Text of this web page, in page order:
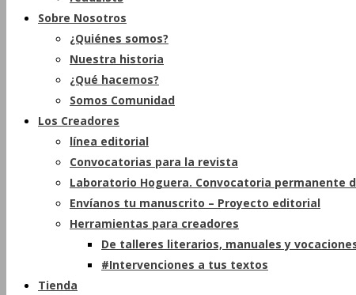
Sobre Nosotros
¿Quiénes somos?
Nuestra historia
¿Qué hacemos?
Somos Comunidad
Los Creadores
línea editorial
Convocatorias para la revista
Laboratorio Hoguera. Convocatoria permanente
Envíanos tu manuscrito – Proyecto editorial
Herramientas para creadores
De talleres literarios, manuales y
#Intervenciones a tus textos
Tienda